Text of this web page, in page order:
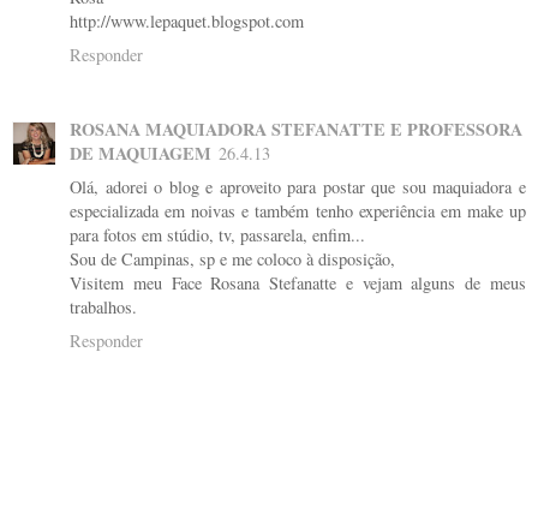
http://www.lepaquet.blogspot.com
Responder
ROSANA MAQUIADORA STEFANATTE E PROFESSORA
DE MAQUIAGEM 26.4.13
Olá, adorei o blog e aproveito para postar que sou maquiadora e
especializada em noivas e também tenho experiência em make up
para fotos em stúdio, tv, passarela, enfim...
Sou de Campinas, sp e me coloco à disposição,
Visitem meu Face Rosana Stefanatte e vejam alguns de meus
trabalhos.
Responder